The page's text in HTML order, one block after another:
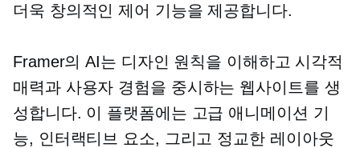
더욱 창의적인 제어 기능을 제공합니다.
Framer의 AI는 디자인 원칙을 이해하고 시각적
매력과 사용자 경험을 중시하는 웹사이트를 생
성합니다. 이 플랫폼에는 고급 애니메이션 기
능, 인터랙티브 요소, 그리고 정교한 레이아웃